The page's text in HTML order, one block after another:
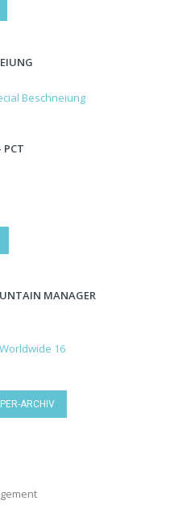
PCT
MANAGER
ARCHIV